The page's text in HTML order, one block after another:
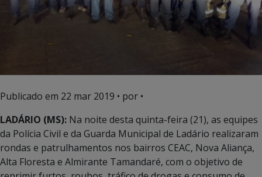
Publicado em 22 mar 2019 • por •
LADÁRIO (MS): Na noite desta quinta-feira (21), as equipes
da Polícia Civil e da Guarda Municipal de Ladário realizaram
rondas e patrulhamentos nos bairros CEAC, Nova Aliança,
Alta Floresta e Almirante Tamandaré, com o objetivo de